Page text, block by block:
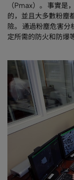
（Pmax）。 事實是
的，並且大多數粉塵
險。 通過粉塵危害
定所需的防火和防爆